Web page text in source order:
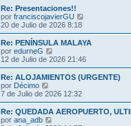
s
a
j
e
m
o
m
e
s
a
j
e
ú
l
t
m
o
m
e
s
j
e
Re: Presentaciones!!
por franciscojavierGU
r
ú
t
m
o
s
20 de Julio de 2026 8:18
Re: PENÍNSULA MALAYA
por edurneG
e
r
ú
t
m
o
12 de Julio de 2026 21:46
Re: ALOJAMIENTOS (URGENTE)
por Décimo
e
r
ú
l
7 de Julio de 2026 12:32
Re: QUEDADA AEROPUERTO,
por ana_adb